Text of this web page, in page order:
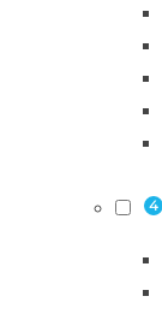
4